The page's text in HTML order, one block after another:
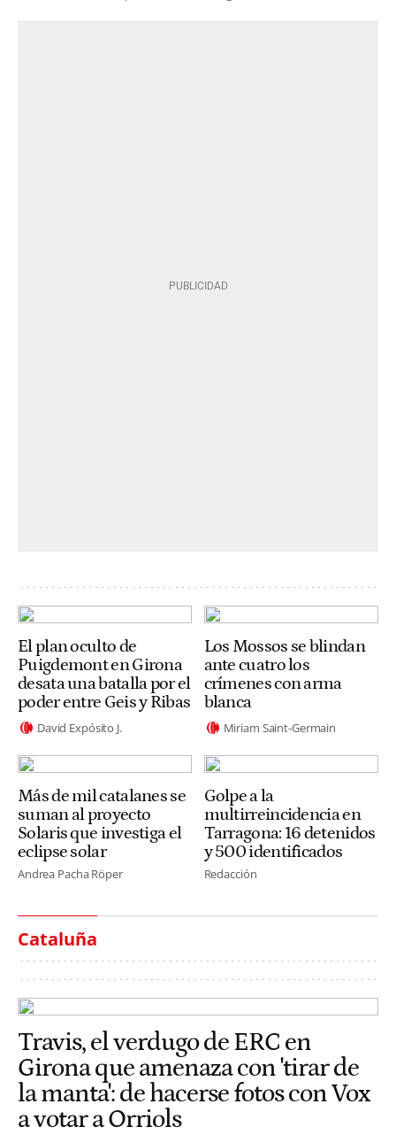
El plan oculto de
Puigdemont en Girona
desata una batalla por el
poder entre Geis y Ribas
David Expósito J.
Los Mossos se blindan
ante cuatro los
crímenes con arma
blanca
Miriam Saint-Germain
Más de mil catalanes se
suman al proyecto
Solaris que investiga el
eclipse solar
Andrea Pacha Röper
Golpe a la
multirreincidencia en
Tarragona: 16 detenidos
y 500 identificados
Redacción
Cataluña
Travis, el verdugo de ERC en
Girona que amenaza con 'tirar de
la manta': de hacerse fotos con Vox
a votar a Orriols